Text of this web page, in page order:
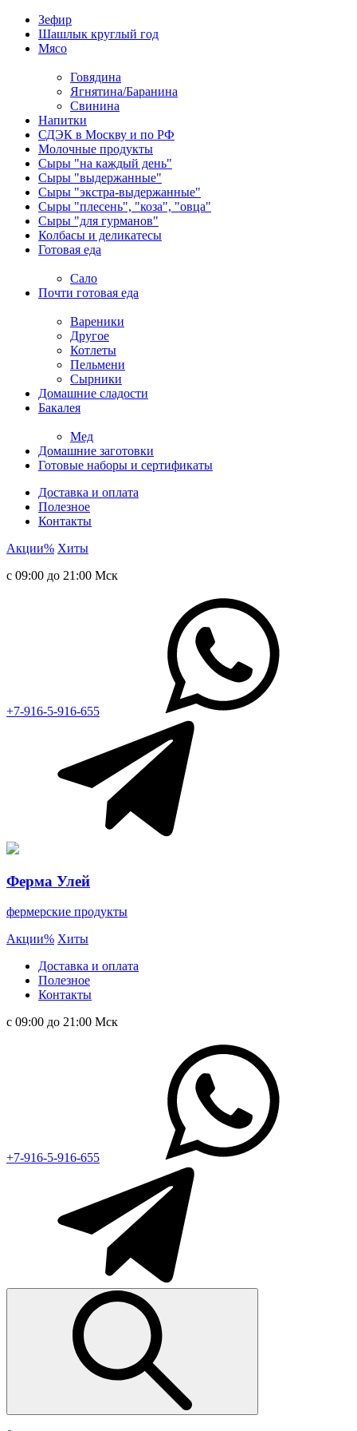
Зефир
Шашлык круглый год
Мясо
Говядина
Ягнятина/Баранина
Свинина
Напитки
СДЭК в Москву и по РФ
Молочные продукты
Сыры "на каждый день"
Сыры "выдержанные"
Сыры "экстра-выдержанные"
Сыры "плесень", "коза", "овца"
Сыры "для гурманов"
Колбасы и деликатесы
Готовая еда
Сало
Почти готовая еда
Вареники
Другое
Котлеты
Пельмени
Сырники
Домашние сладости
Бакалея
Мед
Домашние заготовки
Готовые наборы и сертификаты
Доставка и оплата
Полезное
Контакты
Акции% Хиты
с 09:00 до 21:00 Мск
+7-916-5-916-655
Ферма Улей
фермерские продукты
Акции% Хиты
Доставка и оплата
Полезное
Контакты
с 09:00 до 21:00 Мск
+7-916-5-916-655